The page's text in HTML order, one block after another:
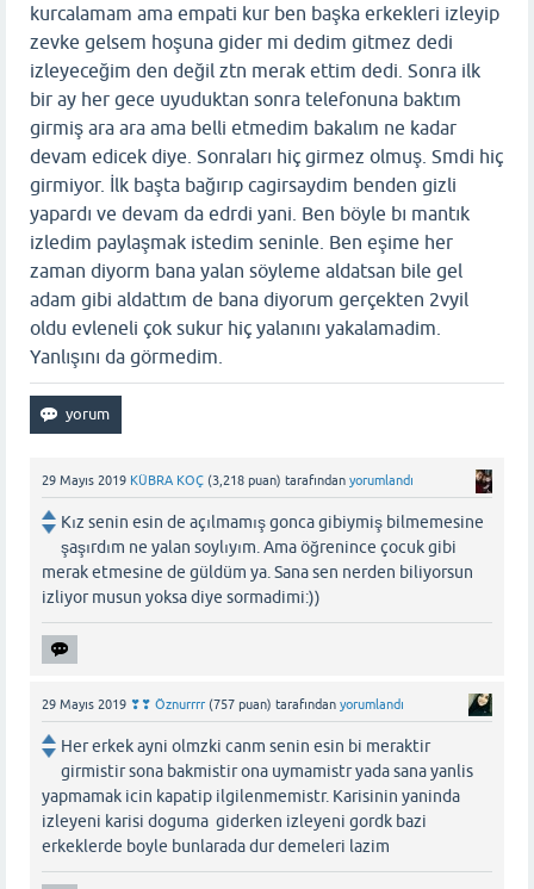
kurcalamam ama empati kur ben başka erkekleri izleyip
zevke gelsem hoşuna gider mi dedim gitmez dedi
izleyeceğim den değil ztn merak ettim dedi. Sonra ilk
bir ay her gece uyuduktan sonra telefonuna baktım
girmiş ara ara ama belli etmedim bakalım ne kadar
devam edicek diye. Sonraları hiç girmez olmuş. Smdi hiç
girmiyor. İlk başta bağırıp cagirsaydim benden gizli
yapardı ve devam da edrdi yani. Ben böyle bı mantık
izledim paylaşmak istedim seninle. Ben eşime her
zaman diyorm bana yalan söyleme aldatsan bile gel
adam gibi aldattım de bana diyorum gerçekten 2vyil
oldu evleneli çok sukur hiç yalanını yakalamadim.
Yanlışını da görmedim.
29 Mayıs 2019 KÜBRA KOÇ (3,218 puan) tarafından yorumlandı
Kız senin esin de açılmamış gonca gibiymiş bilmemesine
şaşırdım ne yalan soylıyım. Ama öğrenince çocuk gibi
merak etmesine de güldüm ya. Sana sen nerden biliyorsun
izliyor musun yoksa diye sormadimi:))
29 Mayıs 2019 ❣❣ Öznurrrr (757 puan) tarafından yorumlandı
Her erkek ayni olmzki canm senin esin bi meraktir
girmistir sona bakmistir ona uymamistr yada sana yanlis
yapmamak icin kapatip ilgilenmemistr. Karisinin yaninda
izleyeni karisi doguma giderken izleyeni gordk bazi
erkeklerde boyle bunlarada dur demeleri lazim